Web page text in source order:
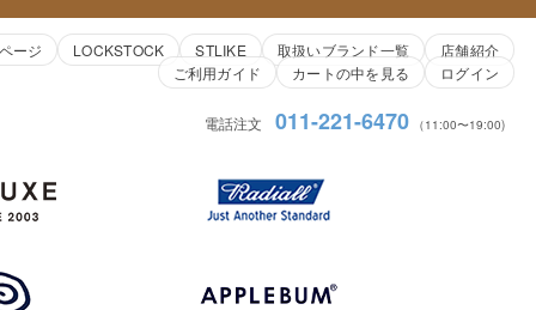
ージ LOCKSTOCK STLIKE 取扱いブランド一覧
店舗紹介
ご利用ガイド
カートの中を見る ログイン
電話注文 011-221-6470 （11:00〜19:00)